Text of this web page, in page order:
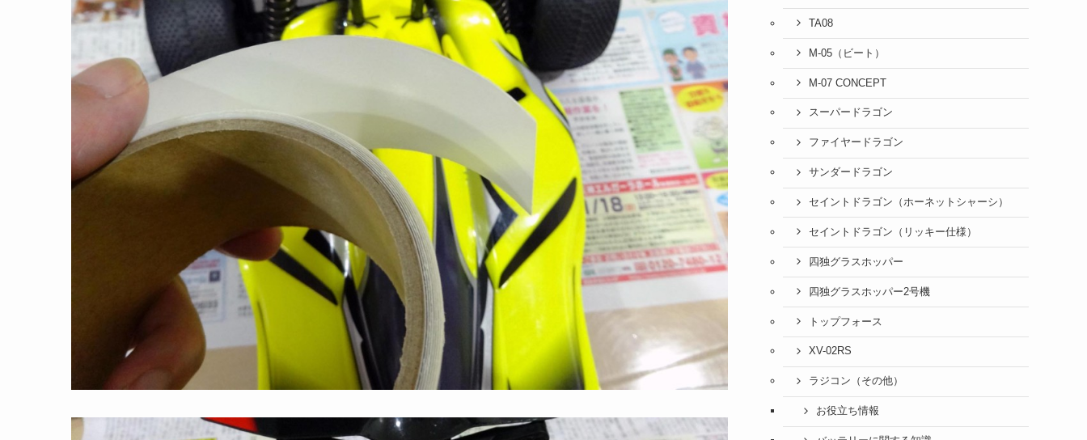
TA08
M-05（ビート）
M-07 CONCEPT
スーパードラゴン
ファイヤードラゴン
サンダードラゴン
セイントドラゴン（ホーネットシャーシ）
セイントドラゴン（リッキー仕様）
四独グラスホッパー
四独グラスホッパー2号機
トップフォース
XV-02RS
ラジコン（その他）
お役立ち情報